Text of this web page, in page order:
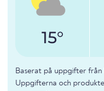
15°
Baserat på uppgifter
Uppgifterna och